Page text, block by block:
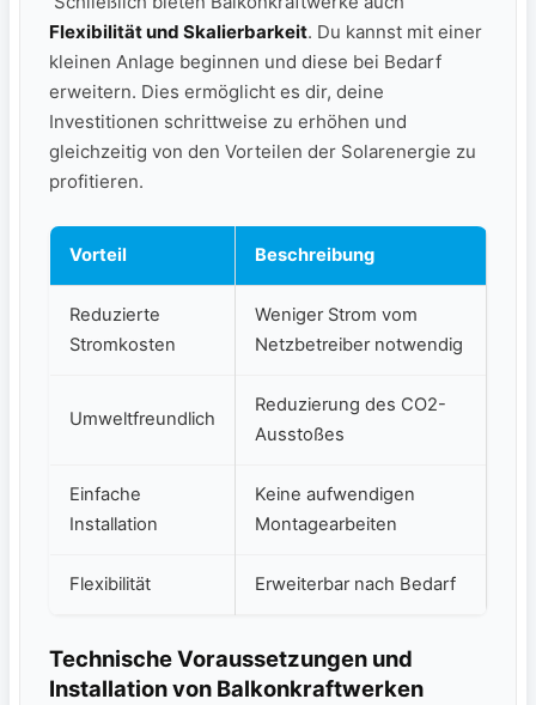
Flexibilität und Skalierbarkeit.‍ Du kannst mit einer
kleinen Anlage beginnen und diese bei Bedarf
erweitern. ‌Dies ermöglicht es dir, deine
Investitionen schrittweise zu erhöhen und
gleichzeitig von den Vorteilen der‌ Solarenergie zu​
profitieren.
Vorteil Beschreibung
Reduzierte
Stromkosten
Weniger Strom vom
Netzbetreiber notwendig
Umweltfreundlich
Reduzierung des CO2-
Ausstoßes
Einfache
Installation
Keine aufwendigen
Montagearbeiten
Flexibilität Erweiterbar nach Bedarf
Technische Voraussetzungen und
Installation von Balkonkraftwerken